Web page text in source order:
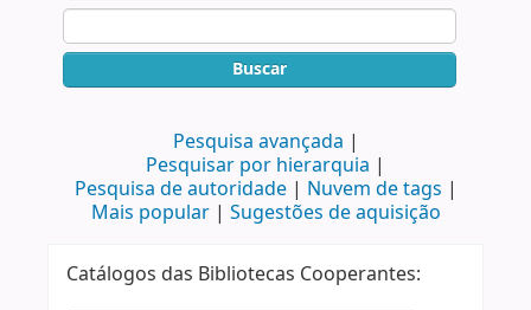
Buscar
Pesquisa avançada
Pesquisar por hierarquia
Pesquisa de autoridade
Nuvem de tags
Mais popular
Sugestões de aquisição
Catálogos das Bibliotecas Cooperantes: